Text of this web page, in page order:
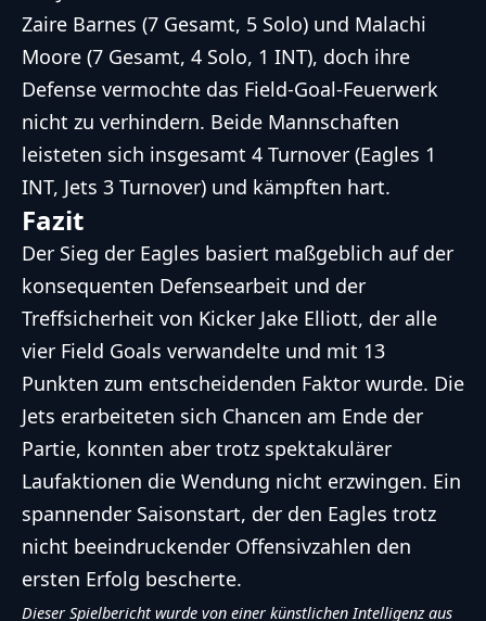
Zaire Barnes (7 Gesamt, 5 Solo) und Malachi
Moore (7 Gesamt, 4 Solo, 1 INT), doch ihre
Defense vermochte das Field-Goal-Feuerwerk
nicht zu verhindern. Beide Mannschaften
leisteten sich insgesamt 4 Turnover (Eagles 1
INT, Jets 3 Turnover) und kämpften hart.
Fazit
Der Sieg der Eagles basiert maßgeblich auf der
konsequenten Defensearbeit und der
Treffsicherheit von Kicker Jake Elliott, der alle
vier Field Goals verwandelte und mit 13
Punkten zum entscheidenden Faktor wurde. Die
Jets erarbeiteten sich Chancen am Ende der
Partie, konnten aber trotz spektakulärer
Laufaktionen die Wendung nicht erzwingen. Ein
spannender Saisonstart, der den Eagles trotz
nicht beeindruckender Offensivzahlen den
ersten Erfolg bescherte.
Dieser Spielbericht wurde von einer künstlichen Intelligenz aus